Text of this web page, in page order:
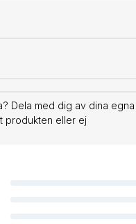
Dela med dig av dina
produkten eller ej